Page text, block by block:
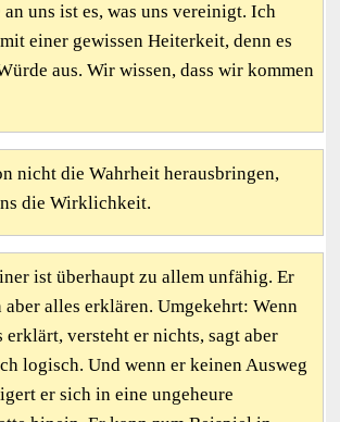
uns ist es, was uns vereinigt. Ich
einer gewissen Heiterkeit, denn es
aus. Wir wissen, dass wir kommen
nicht die Wahrheit herausbringen,
die Wirklichkeit.
ist überhaupt zu allem unfähig. Er
alles erklären. Umgekehrt: Wenn
erklärt, versteht er nichts, sagt aber
logisch. Und wenn er keinen Ausweg
er sich in eine ungeheure